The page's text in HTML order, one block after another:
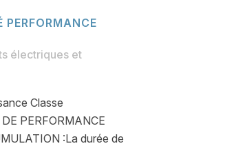
PERFORMANCE
électriques et
Classe
PERFORMANCE
:La durée de